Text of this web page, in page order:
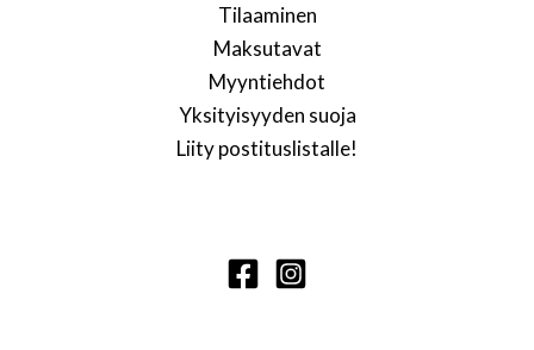
Tilaaminen
Maksutavat
Myyntiehdot
Yksityisyyden suoja
Liity postituslistalle!